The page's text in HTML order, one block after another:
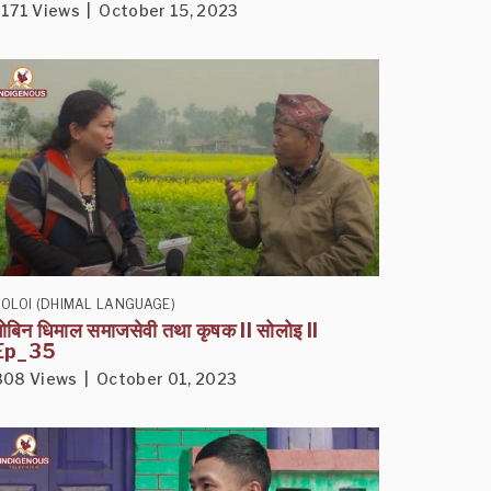
Views | October 15, 2023
(DHIMAL LANGUAGE)
धिमाल समाजसेवी तथा कृषक II सोलोइ II
Views | October 01, 2023